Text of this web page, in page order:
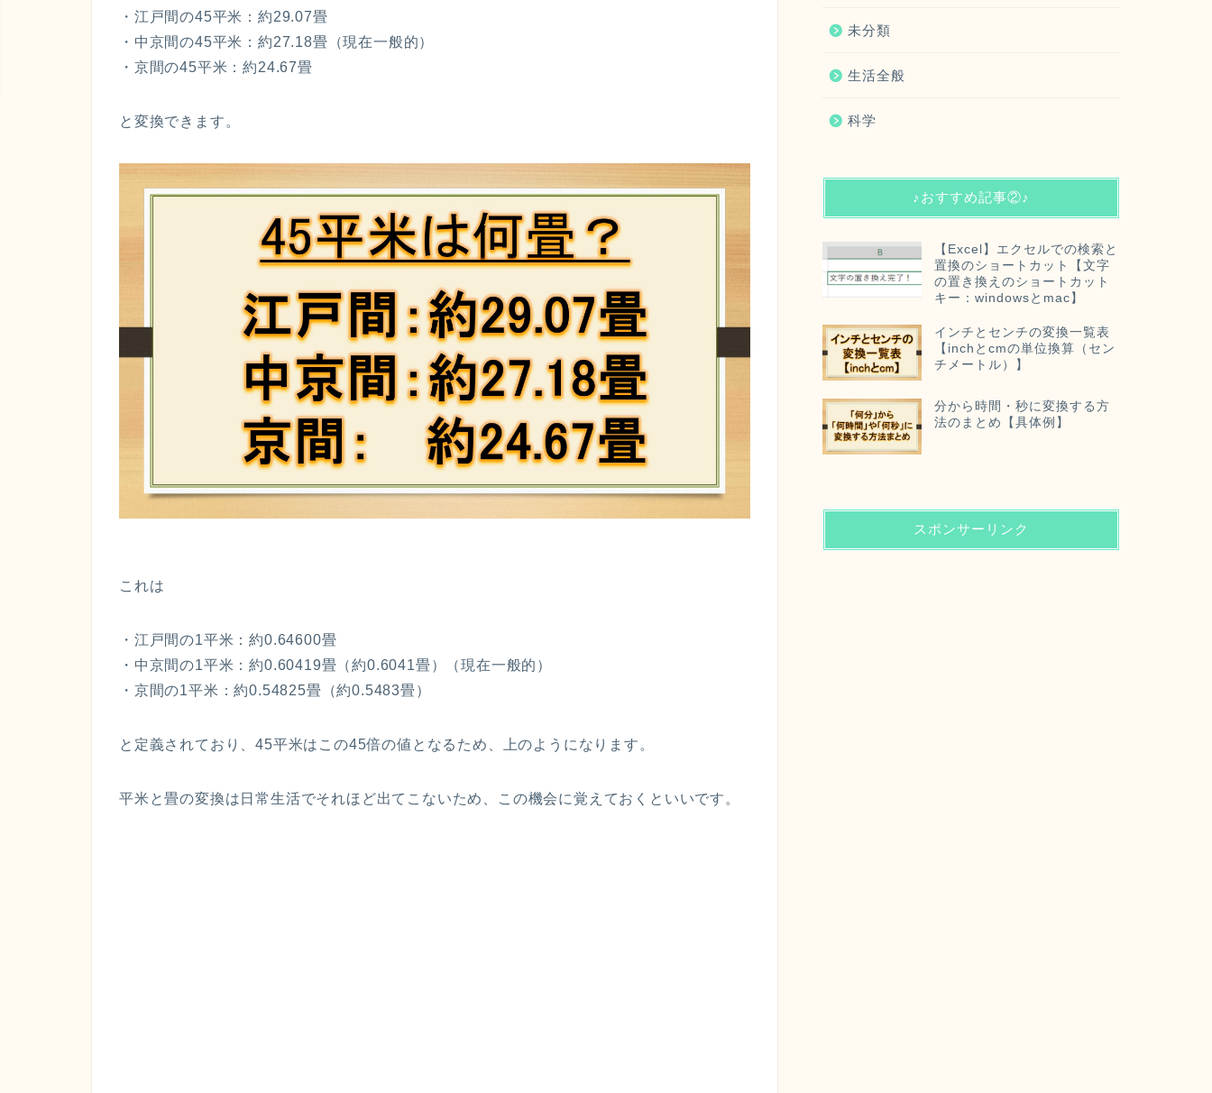
・江戸間の45平米：約29.07畳
・中京間の45平米：約27.18畳（現在一般的）
・京間の45平米：約24.67畳
と変換できます。
これは
・江戸間の1平米：約0.64600畳
・中京間の1平米：約0.60419畳（約0.6041畳）（現在一般的）
・京間の1平米：約0.54825畳（約0.5483畳）
と定義されており、45平米はこの45倍の値となるため、上のようになります。
平米と畳の変換は日常生活でそれほど出てこないため、この機会に覚えておくといいです。
未分類
生活全般
科学
♪おすすめ記事②♪
【Excel】エクセルでの検索と
置換のショートカット【文字
の置き換えのショートカット
キー：windowsとmac】
インチとセンチの変換一覧表
【inchとcmの単位換算（セン
チメートル）】
分から時間・秒に変換する方
法のまとめ【具体例】
スポンサーリンク